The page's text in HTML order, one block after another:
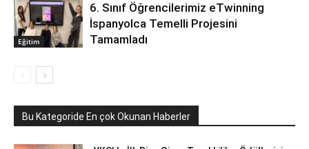
Eğitim
6. Sınıf Öğrencilerimiz eTwinning
İspanyolca Temelli Projesini
Tamamladı
Bu Kategoride En çok Okunan Haberler